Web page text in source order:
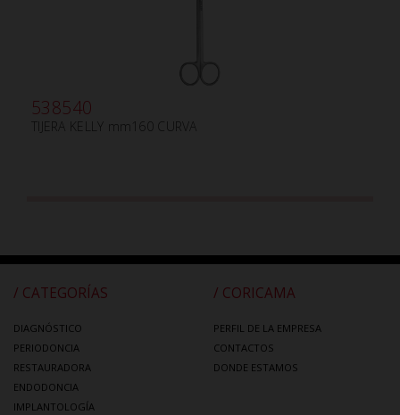
538540
TIJERA KELLY mm160 CURVA
/ CATEGORÍAS
DIAGNÓSTICO
PERIODONCIA
RESTAURADORA
ENDODONCIA
IMPLANTOLOGÍA
/ CORICAMA
PERFIL DE LA EMPRESA
CONTACTOS
DONDE ESTAMOS